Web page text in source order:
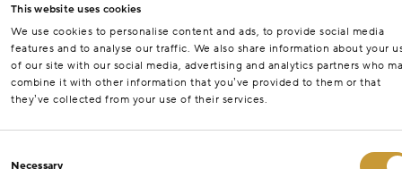
This website uses cookies
We use cookies to personalise content and ads, to provide social media
features and to analyse our traffic. We also share information about your
of our site with our social media, advertising and analytics partners who
combine it with other information that you’ve provided to them or that
they’ve collected from your use of their services.
Necessary